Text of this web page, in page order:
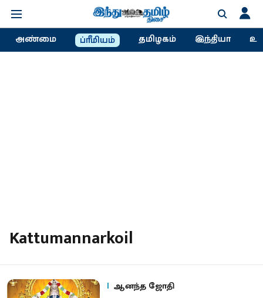
அண்மை ப்ரீமியம் தமிழகம் இந்தியா
Kattumannarkoil
ஆனந்த ஜோதி